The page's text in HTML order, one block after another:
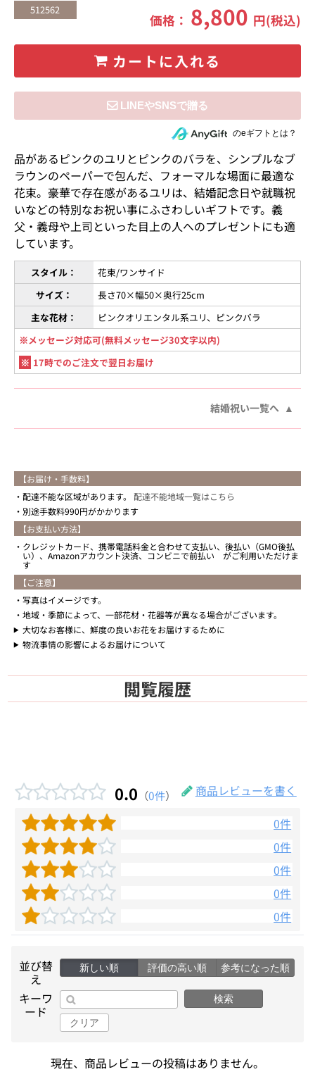
512562
価格： 8,800 円(税込)
カートに入れる
住所を知らない相手にeギフトで贈るのeギフトとは？
品があるピンクのユリとピンクのバラを、シンプルなブ
ラウンのペーパーで包んだ、フォーマルな場面に最適な
花束。豪華で存在感があるユリは、結婚記念日や就職祝
いなどの特別なお祝い事にふさわしいギフトです。義
父・義母や上司といった目上の人へのプレゼントにも適
しています。
スタイル：
花束/ワンサイド
サイズ：
長さ70×幅50×奥行25cm
主な花材：
ピンクオリエンタル系ユリ、ピンクバラ
※メッセージ対応可(無料メッセージ30文字以内)
※ 17時でのご注文で翌日お届け
結婚祝い一覧へ
【お届け・手数料】
配達不能な区域があります。 配達不能地域一覧はこちら
別途手数料990円がかかります
【お支払い方法】
クレジットカード、携帯電話料金と合わせて支払い、後払い（GMO後払
い）、Amazonアカウント決済、コンビニで前払い がご利用いただけま
す
【ご注意】
写真はイメージです。
地域・季節によって、一部花材・花器等が異なる場合がございます。
大切なお客様に、鮮度の良いお花をお届けするために
物流事情の影響によるお届けについて
閲覧履歴
0.0 （0件）
商品レビューを書く
0件
0件
0件
0件
0件
並び替
え
新しい順 評価の高い順 参考になった順
キーワ
ード
検索
クリア
現在、商品レビューの投稿はありません。